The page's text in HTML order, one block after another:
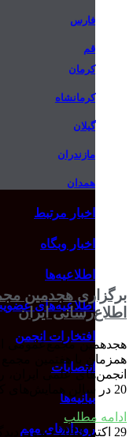
فارس
قم
کرمان
کرمانشاه
گیلان
مازندران
همدان
اخبار مرتبط
اخبار وبگاه
اطلاعیه‌ها
اطلاعیه‌های
افتخارات انجمن
انتصابات
بیانیه‌ها
رویدادهای مهم
برگزاری هجدمین
اطلاع‌رسانی ایران
هجدهمین مجمع‌عمومی
همزمان با هفتمین مجمع
انجمن‌های علمی ایران،
20 در سالن همایش‌های کتابخانه ملی ایران برگزار می‌شود.
ادامه مطلب
29 اکتبر 2018
بدون